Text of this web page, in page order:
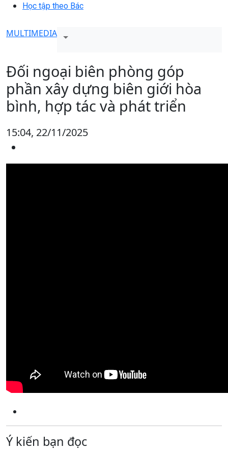
Học tập theo Bác
MULTIMEDIA
Đối ngoại biên phòng góp
phần xây dựng biên giới hòa
bình, hợp tác và phát triển
15:04, 22/11/2025
Ý kiến bạn đọc